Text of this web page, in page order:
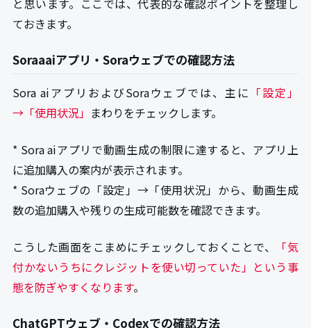
と思います。ここでは、代表的な確認ポイントを整理し
ておきます。
Soraaaiアプリ・Soraウェブでの確認方法
Sora aiアプリおよびSoraウェブでは、主に 「設定」
→「使用状況」 まわりをチェックします。
* Sora aiアプリで動画生成の制限に達すると、アプリ上
に追加購入の案内が表示されます。
* Soraウェブの「設定」→「使用状況」から、動画生成
数の追加購入や残りの生成可能数を確認できます。
こうした画面をこまめにチェックしておくことで、
「気
付かないうちにクレジットを使い切っていた」という事
態を防ぎやすくなります。
ChatGPTウェブ・Codexでの確認方法